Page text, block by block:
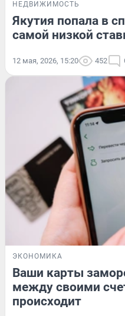
НЕДВИЖИМОСТЬ
Якутия попала в
самой низкой
12 мая, 2026, 15:20 452
ЭКОНОМИКА
Ваши карты
между своими
происходит